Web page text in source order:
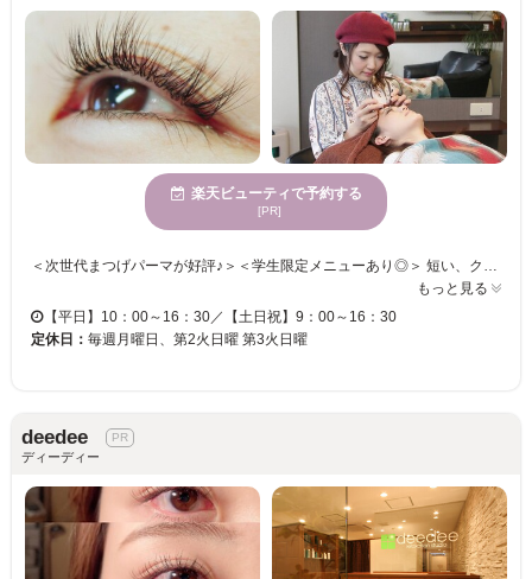
楽天ビューティで予約する
[PR]
もっと見る
【平日】10：00～16：30／【土日祝】9：00～16：30
定休日： 毎週月曜日、第2火日曜 第3火日曜
deedee
ディーディー